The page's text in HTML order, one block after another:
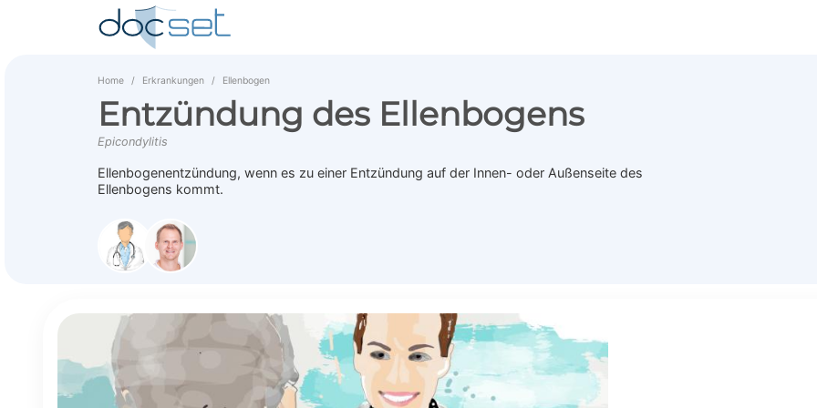
Home Erkrankungen Ellenbogen
Entzündung des Ellenbogens
Epicondylitis
Ellenbogenentzündung, wenn es zu einer Entzündung auf der Innen- oder Außenseite des
Ellenbogens kommt.